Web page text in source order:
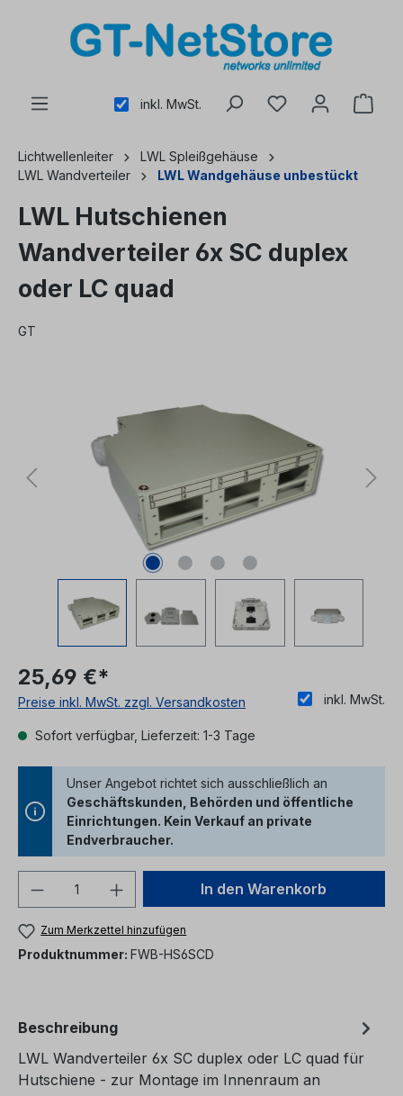
inkl. MwSt.
Lichtwellenleiter
LWL Spleißgehäuse
LWL Wandverteiler
LWL Wandgehäuse unbestückt
LWL Hutschienen
Wandverteiler 6x SC duplex
oder LC quad
GT
25,69 €*
inkl. MwSt.
Preise inkl. MwSt. zzgl. Versandkosten
Sofort verfügbar, Lieferzeit: 1-3 Tage
Unser Angebot richtet sich ausschließlich an
Geschäftskunden, Behörden und öffentliche
Einrichtungen. Kein Verkauf an private
Endverbraucher.
Produkt Anzahl: Gib denIn den Warenkorb
Zum Merkzettel hinzufügen
Produktnummer: FWB-HS6SCD
Beschreibung
LWL Wandverteiler 6x SC duplex oder LC quad für
Hutschiene - zur Montage im Innenraum an